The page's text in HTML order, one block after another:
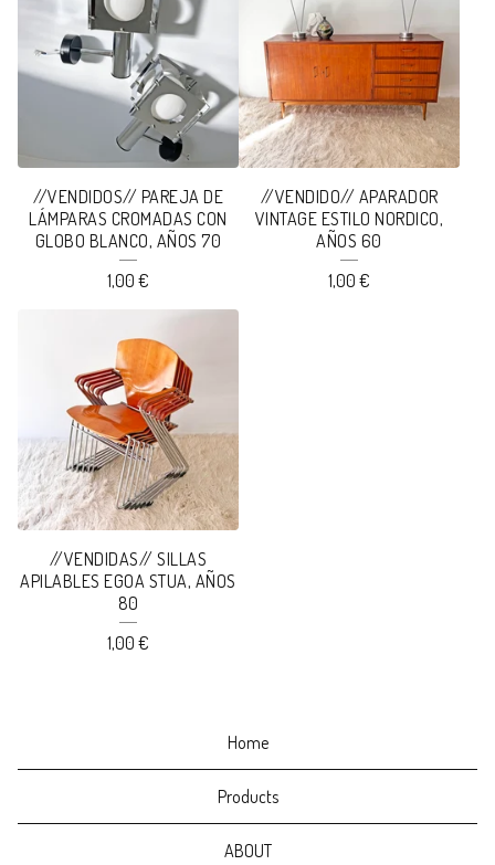
//VENDIDOS// PAREJA DE
LÁMPARAS CROMADAS CON
GLOBO BLANCO, AÑOS 70
1,00 €
//VENDIDO// APARADOR
VINTAGE ESTILO NORDICO,
AÑOS 60
1,00 €
//VENDIDAS// SILLAS
APILABLES EGOA STUA, AÑOS
80
1,00 €
Home
Products
ABOUT